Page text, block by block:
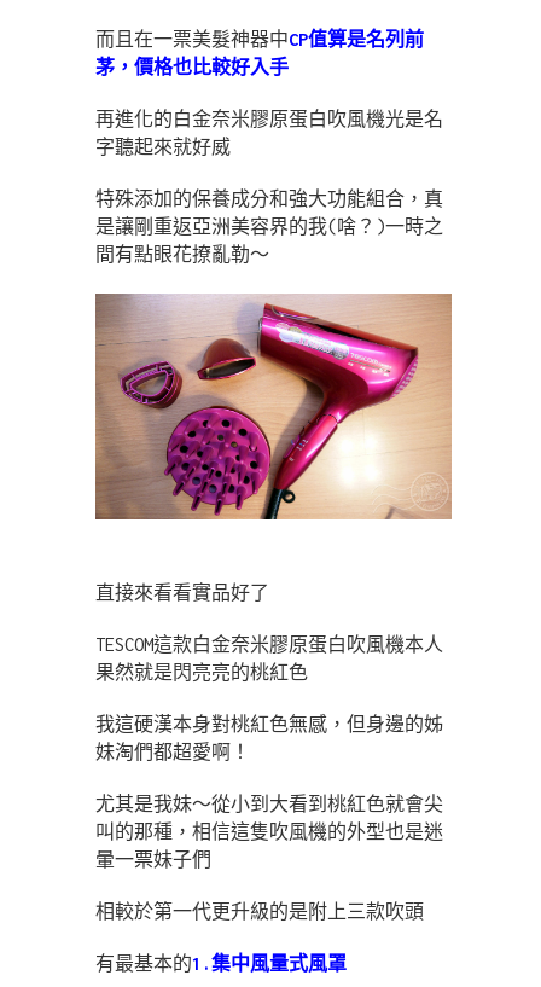
而且在一票美髮神器中CP值算是名列前
茅，價格也比較好入手
再進化的白金奈米膠原蛋白吹風機光是名
字聽起來就好威
特殊添加的保養成分和強大功能組合，真
是讓剛重返亞洲美容界的我(啥？)一時之
間有點眼花撩亂勒～
直接來看看實品好了
TESCOM這款白金奈米膠原蛋白吹風機本人
果然就是閃亮亮的桃紅色
我這硬漢本身對桃紅色無感，但身邊的姊
妹淘們都超愛啊！
尤其是我妹～從小到大看到桃紅色就會尖
叫的那種，相信這隻吹風機的外型也是迷
暈一票妹子們
相較於第一代更升級的是附上三款吹頭
有最基本的1.集中風量式風罩